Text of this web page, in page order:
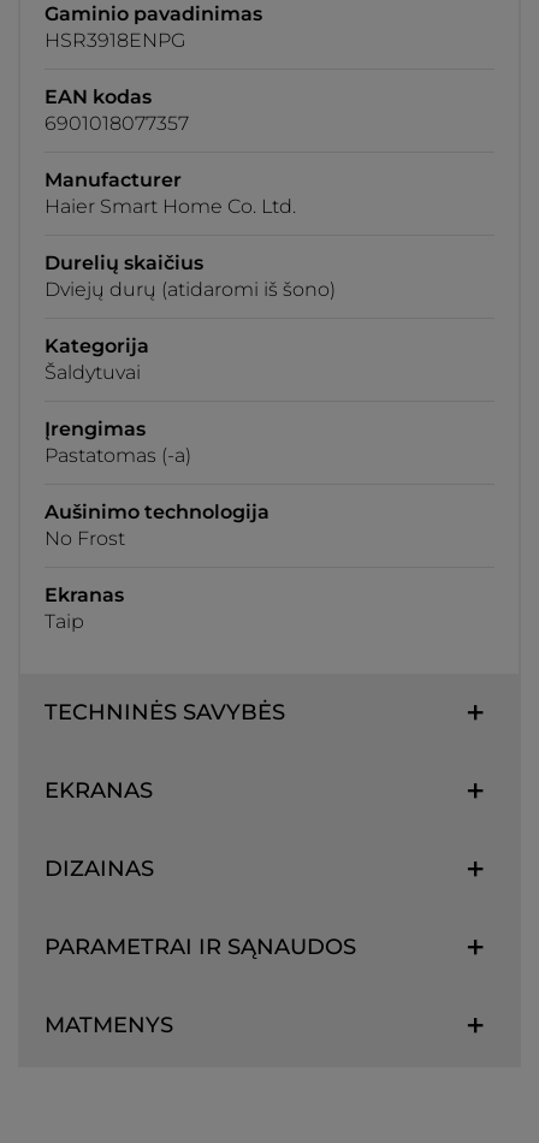
Gaminio pavadinimas
HSR3918ENPG
EAN kodas
6901018077357
Manufacturer
Haier Smart Home Co. Ltd.
Durelių skaičius
Dviejų durų (atidaromi iš šono)
Kategorija
Šaldytuvai
Įrengimas
Pastatomas (-a)
Aušinimo technologija
No Frost
Ekranas
Taip
TECHNINĖS SAVYBĖS
EKRANAS
DIZAINAS
PARAMETRAI IR SĄNAUDOS
MATMENYS